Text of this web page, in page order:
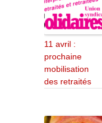
11 avril :
prochaine
mobilisation
des retraités